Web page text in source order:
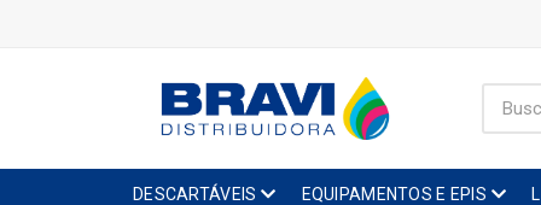
DESCARTÁVEIS EQUIPAMENTOS E EPIS